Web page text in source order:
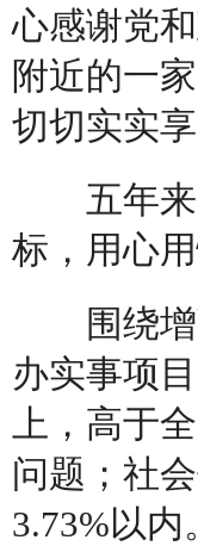
心感谢党
附近的一
切切实实
五年来
标，用心
围绕增强
办实事项
上，高于
问题；社
3.73%以内